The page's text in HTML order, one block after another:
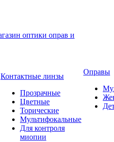
Контактные линзы
Прозрачные
Цветные
Торические
Мультифокальные
Для контроля
миопии
Оправы